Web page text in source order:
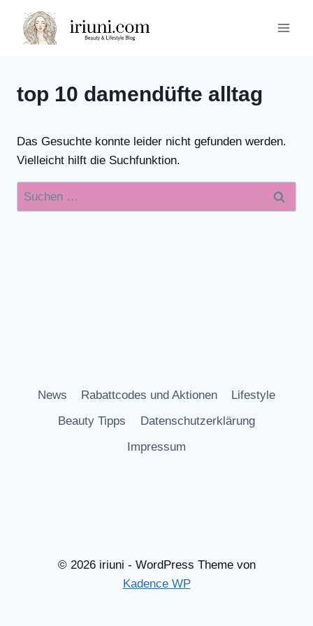
Inhalt
springen
top 10 damendüfte alltag
Das Gesuchte konnte leider nicht gefunden werden.
Vielleicht hilft die Suchfunktion.
Suchen
nach:
News Rabattcodes und Aktionen
Lifestyle
Beauty Tipps
Datenschutzerklärung
Impressum
© 2026 iriuni - WordPress Theme von
Kadence WP